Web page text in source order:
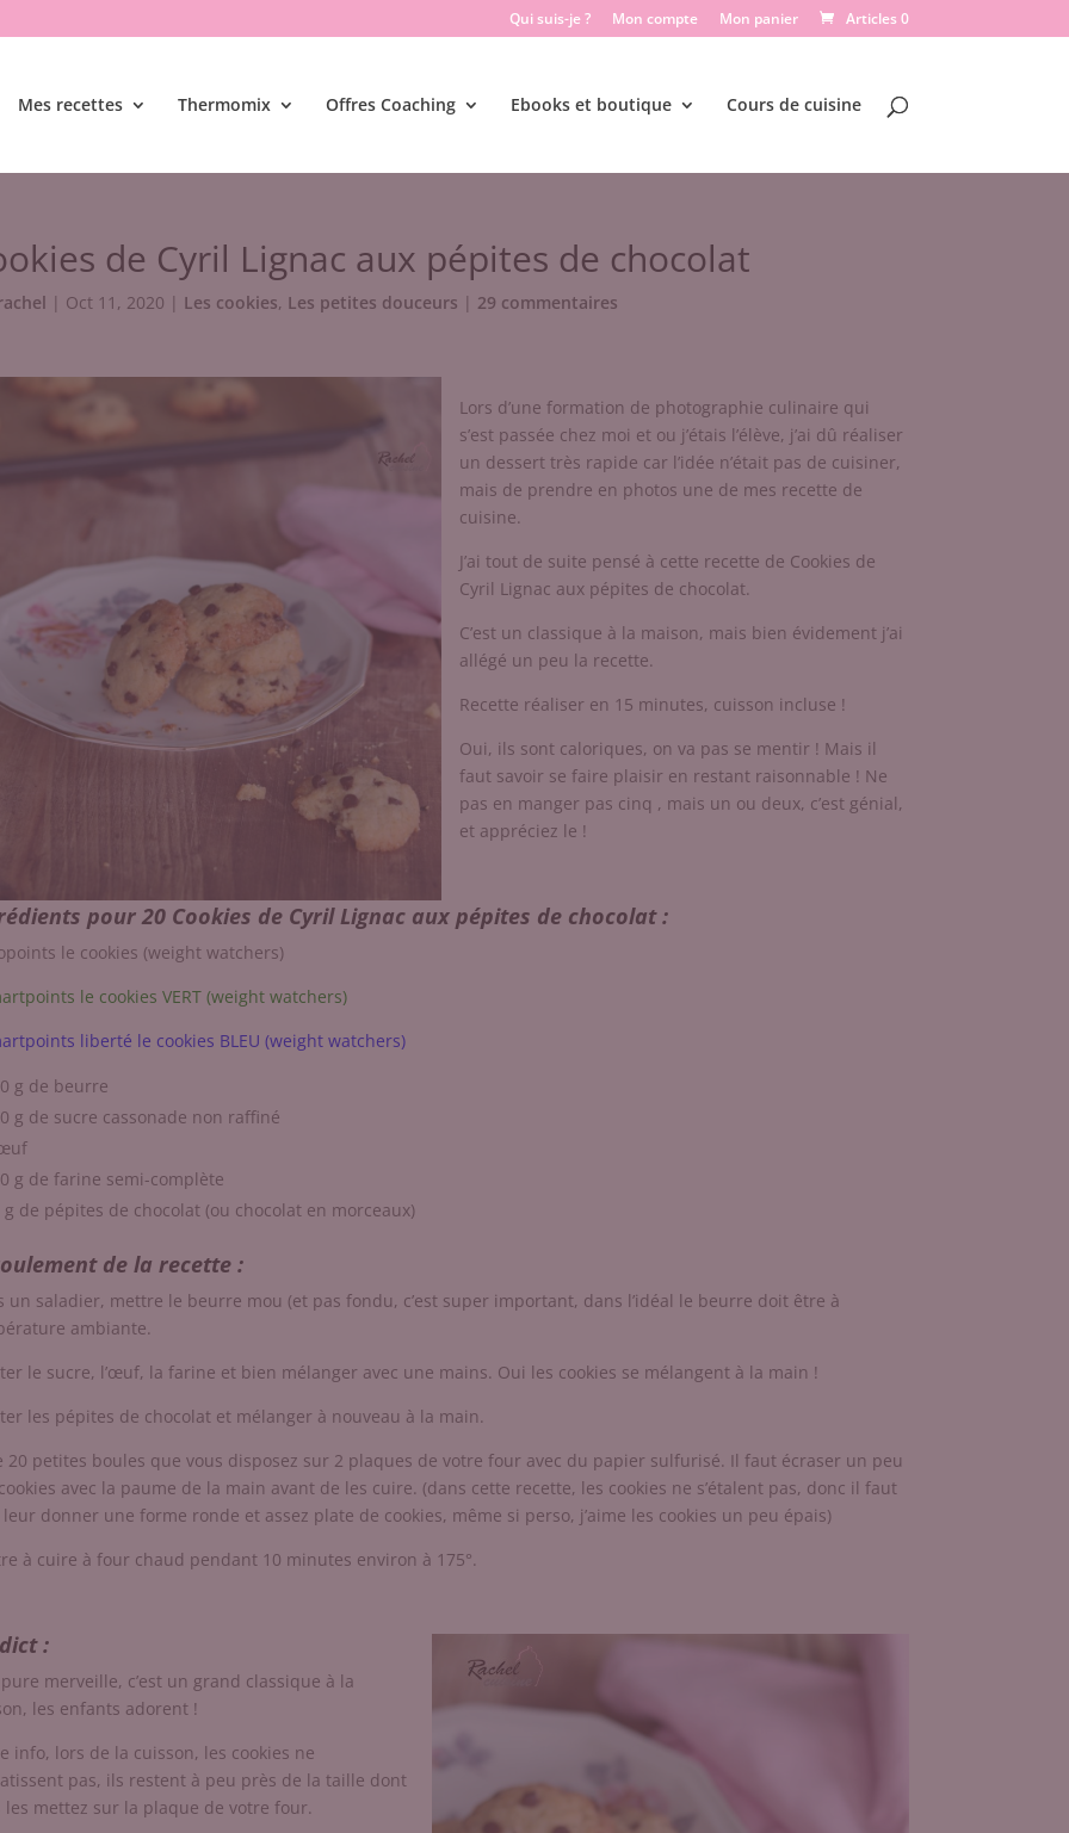
Qui suis-je ? Mon compte Mon panier Articles 0
Mes recettes Thermomix Offres Coaching Ebooks et boutique Cours de cuisine
de Cyril Lignac aux pépites de chocolat
| Oct 11, 2020 | Les cookies, Les petites douceurs | 29 commentaires
Lors d’une formation de photographie culinaire qui
s’est passée chez moi et ou j’étais l’élève, j’ai dû réaliser
un dessert très rapide car l’idée n’était pas de cuisiner,
mais de prendre en photos une de mes recette de
cuisine.
J’ai tout de suite pensé à cette recette de Cookies de
Cyril Lignac aux pépites de chocolat.
C’est un classique à la maison, mais bien évidement j’ai
allégé un peu la recette.
Recette réaliser en 15 minutes, cuisson incluse !
Oui, ils sont caloriques, on va pas se mentir ! Mais il
faut savoir se faire plaisir en restant raisonnable ! Ne
pas en manger pas cinq , mais un ou deux, c’est génial,
et appréciez le !
pour 20 Cookies de Cyril Lignac aux pépites de chocolat :
le cookies (weight watchers)
le cookies VERT (weight watchers)
liberté le cookies BLEU (weight watchers)
g de beurre
g de sucre cassonade non raffiné
g de farine semi-complète
g de pépites de chocolat (ou chocolat en morceaux)
de la recette :
un saladier, mettre le beurre mou (et pas fondu, c’est super important, dans l’idéal le beurre doit être à
ambiante.
le sucre, l’œuf, la farine et bien mélanger avec une mains. Oui les cookies se mélangent à la main !
les pépites de chocolat et mélanger à nouveau à la main.
20 petites boules que vous disposez sur 2 plaques de votre four avec du papier sulfurisé. Il faut écraser un peu
avec la paume de la main avant de les cuire. (dans cette recette, les cookies ne s’étalent pas, donc il faut
donner une forme ronde et assez plate de cookies, même si perso, j’aime les cookies un peu épais)
à cuire à four chaud pendant 10 minutes environ à 175°.
:
merveille, c’est un grand classique à la
les enfants adorent !
info, lors de la cuisson, les cookies ne
pas, ils restent à peu près de la taille dont
les mettez sur la plaque de votre four.